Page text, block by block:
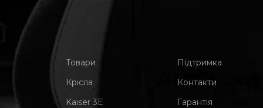
Товари
Крісла
Kaiser 3Е
Підтримка
Контакти
Гарантія